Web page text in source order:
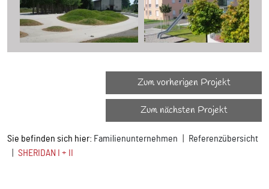
Zum vorherigen Projekt
Zum nächsten Projekt
Sie befinden sich hier: Familienunternehmen
Referenzübersicht
SHERIDAN I + II